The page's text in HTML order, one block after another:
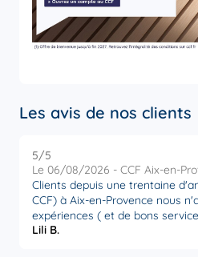
Les avis de nos clients
5/5
Le 06/08/2026 - CCF Aix-en-
Clients depuis une trentaine
CCF) à Aix-en-Provence nous
expériences ( et de bons
de l' équipe que ce soit le
Lili B.